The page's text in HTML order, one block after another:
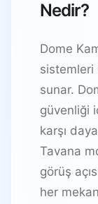
Nedir?
Dome
sistemleri
sunar.
güvenliği
karşı
Tavana
görüş
her